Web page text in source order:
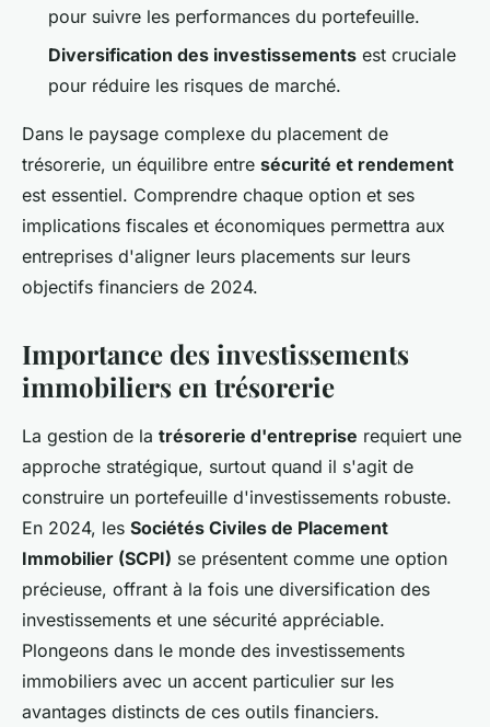
pour suivre les performances du portefeuille.
Diversification des investissements est cruciale
pour réduire les risques de marché.
Dans le paysage complexe du placement de
trésorerie, un équilibre entre sécurité et rendement
est essentiel. Comprendre chaque option et ses
implications fiscales et économiques permettra aux
entreprises d'aligner leurs placements sur leurs
objectifs financiers de 2024.
Importance des investissements
immobiliers en trésorerie
La gestion de la trésorerie d'entreprise requiert une
approche stratégique, surtout quand il s'agit de
construire un portefeuille d'investissements robuste.
En 2024, les Sociétés Civiles de Placement
Immobilier (SCPI) se présentent comme une option
précieuse, offrant à la fois une diversification des
investissements et une sécurité appréciable.
Plongeons dans le monde des investissements
immobiliers avec un accent particulier sur les
avantages distincts de ces outils financiers.